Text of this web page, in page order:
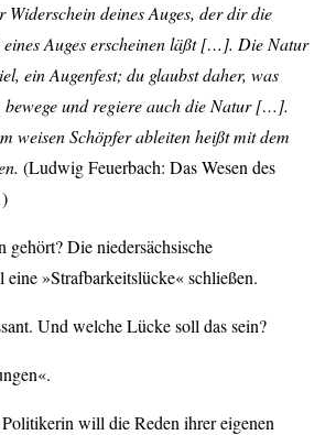
Widerschein deines Auges, der dir die
eines Auges erscheinen läßt […]. Die Natur
ein Augenfest; du glaubst daher, was
bewege und regiere auch die Natur […].
weisen Schöpfer ableiten heißt mit dem
(Ludwig Feuerbach: Das Wesen des
gehört? Die niedersächsische
»Strafbarkeitslücke« schließen.
Und welche Lücke soll das sein?
will die Reden ihrer eigenen